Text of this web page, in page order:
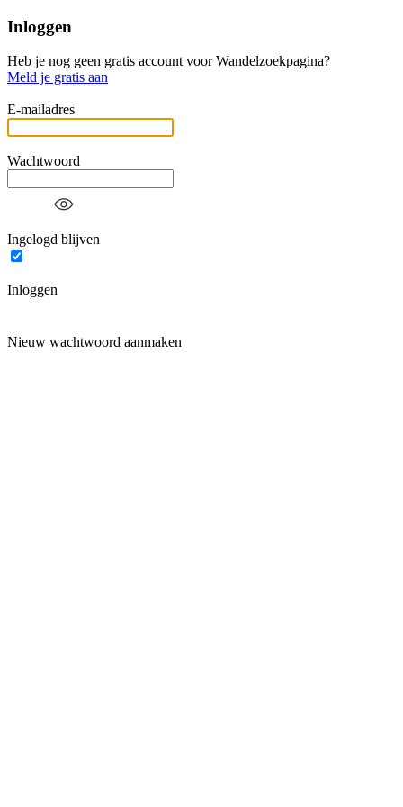
Inloggen
Heb je nog geen gratis account voor Wandelzoekpagina?
Meld je gratis aan
E-mailadres
Wachtwoord
Ingelogd blijven
Inloggen
Nieuw wachtwoord aanmaken